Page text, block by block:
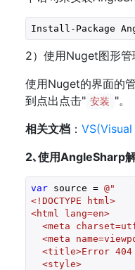
Install-Package
2）使用Nuget图形管
使用Nuget的界面的
到点出点击" 安装 "。
相关文档 ：
2､使用AngleSharp
var source = @"
<!DOCTYPE html>
<html lang=en>
<meta
<meta
<title>Error
  <style>